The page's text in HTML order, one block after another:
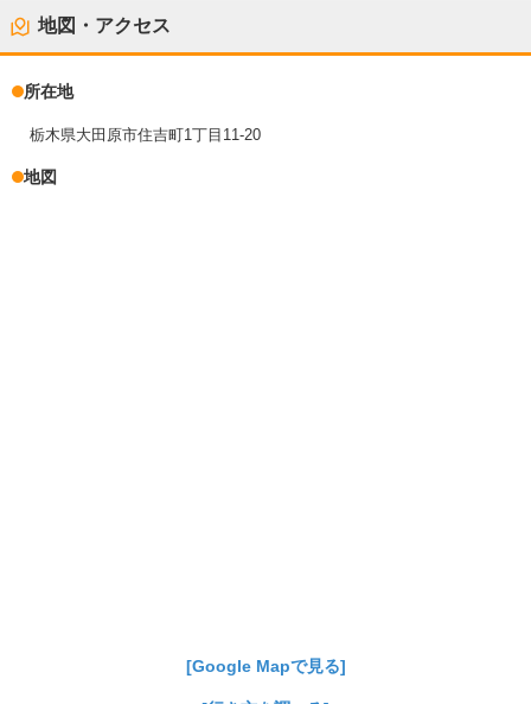
地図・アクセス
所在地
栃木県大田原市住吉町1丁目11-20
地図
[Google Mapで見る]